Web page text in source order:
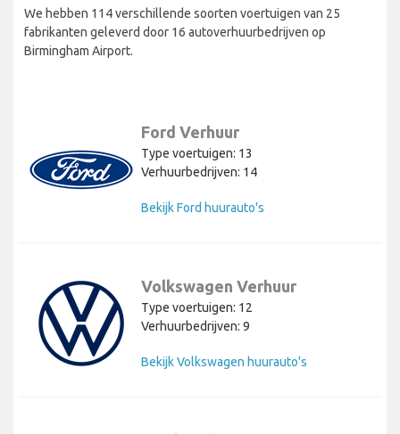
We hebben 114 verschillende soorten voertuigen van 25
fabrikanten geleverd door 16 autoverhuurbedrijven op
Birmingham Airport.
Ford Verhuur
Type voertuigen: 13
Verhuurbedrijven: 14
Bekijk Ford huurauto's
Volkswagen Verhuur
Type voertuigen: 12
Verhuurbedrijven: 9
Bekijk Volkswagen huurauto's